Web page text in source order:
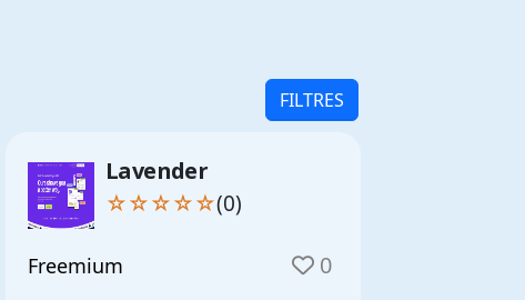
FILTRES
Lavender
☆☆☆☆☆(0)
Freemium 0